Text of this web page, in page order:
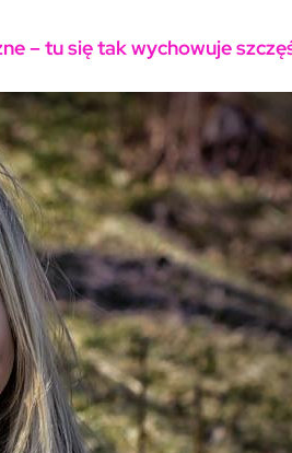
– tu się tak wychowuje